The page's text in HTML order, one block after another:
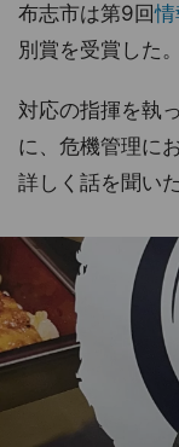
布志市は第9回
別賞を受賞した。
対応の指揮を執
に、危機管理に
詳しく話を聞いた